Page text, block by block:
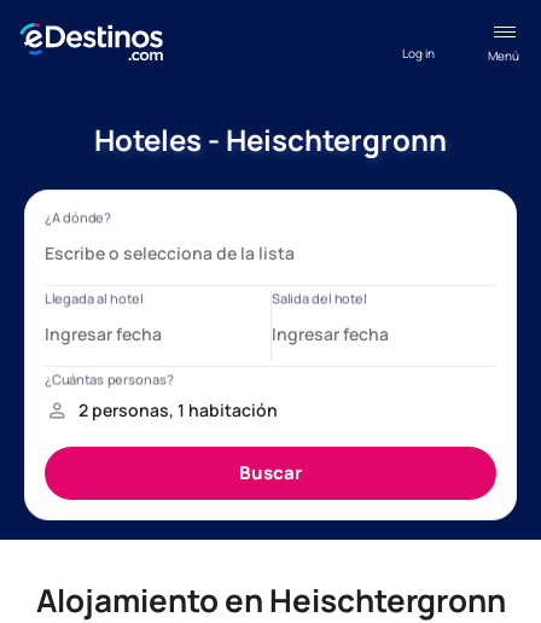
Menú
Log in
Hoteles - Heischtergronn
Alojamiento en Heischtergronn